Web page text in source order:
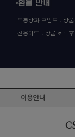
이용안내